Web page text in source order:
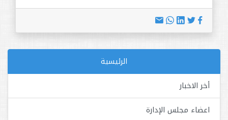
الرئيسية
أخر الاخبار
اعضاء مجلس الإدارة